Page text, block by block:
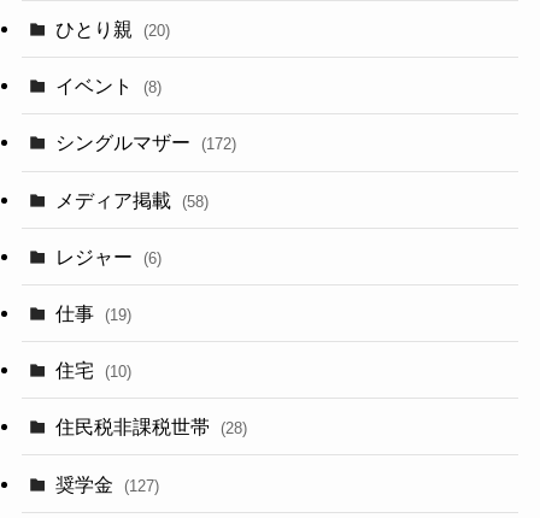
ひとり親 (20)
イベント (8)
シングルマザー (172)
メディア掲載 (58)
レジャー (6)
仕事 (19)
住宅 (10)
住民税非課税世帯 (28)
奨学金 (127)